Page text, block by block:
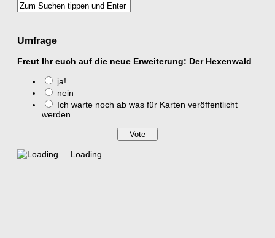
Umfrage
Freut Ihr euch auf die neue Erweiterung: Der Hexenwald
ja!
nein
Ich warte noch ab was für Karten veröffentlicht
werden
Loading ...